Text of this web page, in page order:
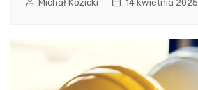
Michał Kozicki 14 kwietnia 2025